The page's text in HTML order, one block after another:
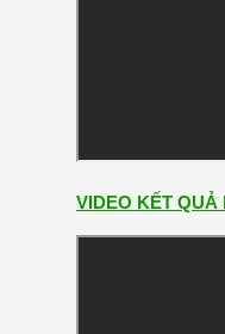
VIDEO KẾT QUẢ